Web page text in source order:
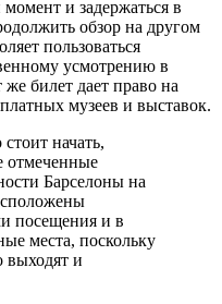
и задержаться в
обзор на другом
пользоваться
усмотрению в
же билет дает право на
музеев и выставок.
отмеченные
Барселоны на
посещения и в
места, поскольку
выходят и